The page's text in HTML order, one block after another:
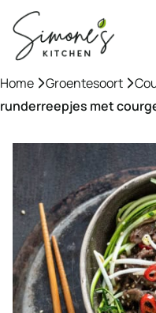
naar
inhoud
Home »Groentesoort »
runderreepjes met